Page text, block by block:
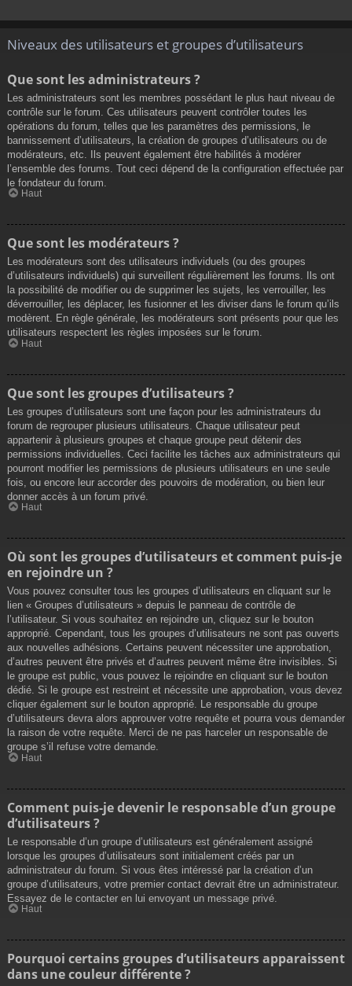
Niveaux des utilisateurs et groupes d’utilisateurs
Que sont les administrateurs ?
Les administrateurs sont les membres possédant le plus haut niveau de
contrôle sur le forum. Ces utilisateurs peuvent contrôler toutes les
opérations du forum, telles que les paramètres des permissions, le
bannissement d’utilisateurs, la création de groupes d’utilisateurs ou de
modérateurs, etc. Ils peuvent également être habilités à modérer
l’ensemble des forums. Tout ceci dépend de la configuration effectuée par
le fondateur du forum.
Haut
Que sont les modérateurs ?
Les modérateurs sont des utilisateurs individuels (ou des groupes
d’utilisateurs individuels) qui surveillent régulièrement les forums. Ils ont
la possibilité de modifier ou de supprimer les sujets, les verrouiller, les
déverrouiller, les déplacer, les fusionner et les diviser dans le forum qu’ils
modèrent. En règle générale, les modérateurs sont présents pour que les
utilisateurs respectent les règles imposées sur le forum.
Haut
Que sont les groupes d’utilisateurs ?
Les groupes d’utilisateurs sont une façon pour les administrateurs du
forum de regrouper plusieurs utilisateurs. Chaque utilisateur peut
appartenir à plusieurs groupes et chaque groupe peut détenir des
permissions individuelles. Ceci facilite les tâches aux administrateurs qui
pourront modifier les permissions de plusieurs utilisateurs en une seule
fois, ou encore leur accorder des pouvoirs de modération, ou bien leur
donner accès à un forum privé.
Haut
Où sont les groupes d’utilisateurs et comment puis-je
en rejoindre un ?
Vous pouvez consulter tous les groupes d’utilisateurs en cliquant sur le
lien « Groupes d’utilisateurs » depuis le panneau de contrôle de
l’utilisateur. Si vous souhaitez en rejoindre un, cliquez sur le bouton
approprié. Cependant, tous les groupes d’utilisateurs ne sont pas ouverts
aux nouvelles adhésions. Certains peuvent nécessiter une approbation,
d’autres peuvent être privés et d’autres peuvent même être invisibles. Si
le groupe est public, vous pouvez le rejoindre en cliquant sur le bouton
dédié. Si le groupe est restreint et nécessite une approbation, vous devez
cliquer également sur le bouton approprié. Le responsable du groupe
d’utilisateurs devra alors approuver votre requête et pourra vous demander
la raison de votre requête. Merci de ne pas harceler un responsable de
groupe s’il refuse votre demande.
Haut
Comment puis-je devenir le responsable d’un groupe
d’utilisateurs ?
Le responsable d’un groupe d’utilisateurs est généralement assigné
lorsque les groupes d’utilisateurs sont initialement créés par un
administrateur du forum. Si vous êtes intéressé par la création d’un
groupe d’utilisateurs, votre premier contact devrait être un administrateur.
Essayez de le contacter en lui envoyant un message privé.
Haut
Pourquoi certains groupes d’utilisateurs apparaissent
dans une couleur différente ?